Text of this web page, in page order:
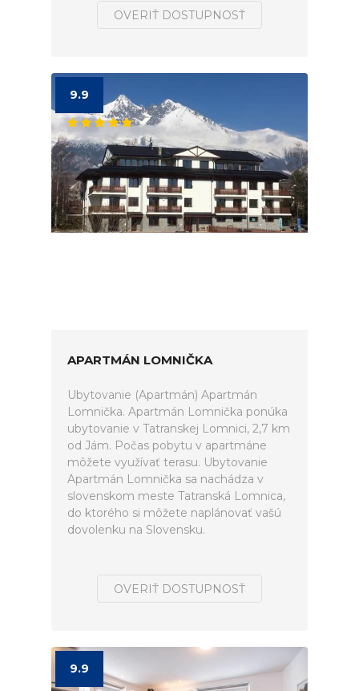
OVERIŤ DOSTUPNOSŤ
9.9
APARTMÁN LOMNIČKA
Ubytovanie (Apartmán) Apartmán
Lomnička. Apartmán Lomnička ponúka
ubytovanie v Tatranskej Lomnici, 2,7 km
od Jám. Počas pobytu v apartmáne
môžete využívať terasu. Ubytovanie
Apartmán Lomnička sa nachádza v
slovenskom meste Tatranská Lomnica,
do ktorého si môžete naplánovať vašú
dovolenku na Slovensku.
OVERIŤ DOSTUPNOSŤ
9.9